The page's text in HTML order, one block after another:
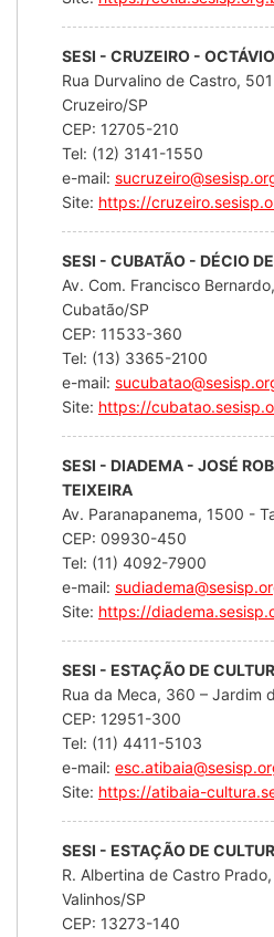
SESI - CRUZEIRO -
Rua Durvalino de Castro,
Cruzeiro/SP
CEP: 12705-210
Tel: (12) 3141-1550
e-mail:
Site: https://
SESI - CUBATÃO - DÉCIO
Av. Com. Francisco
Cubatão/SP
CEP: 11533-360
Tel: (13) 3365-2100
e-mail:
Site: https://
SESI - DIADEMA - JOSÉ
TEIXEIRA
Av. Paranapanema, 1500 -
CEP: 09930-450
Tel: (11) 4092-7900
e-mail:
Site: https://
SESI - ESTAÇÃO DE
Rua da Meca, 360 – Jardim
CEP: 12951-300
Tel: (11) 4411-5103
e-mail:
Site: https://atibaia-
SESI - ESTAÇÃO DE
R. Albertina de Castro
Valinhos/SP
CEP: 13273-140